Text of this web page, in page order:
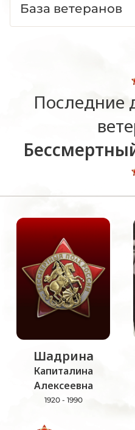
База ветеранов
Последние
Шадрина
Капиталина
Алексеевна
1920 - 1990